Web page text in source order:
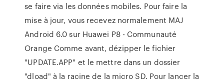
se faire via les données mobiles. Pour faire la
mise à jour, vous recevez normalement MAJ
Android 6.0 sur Huawei P8 - Communauté
Orange Comme avant, dézipper le fichier
"UPDATE.APP" et le mettre dans un dossier
"dload" à la racine de la micro SD. Pour lancer la